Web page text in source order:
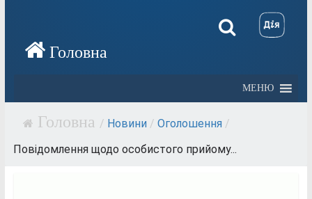
МЕНЮ
/ Новини / Оголошення /
Повідомлення щодо особистого прийому...